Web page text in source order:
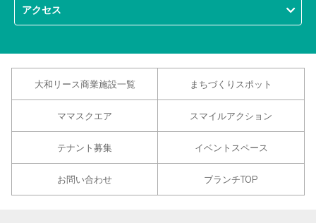
アクセス
大和リース商業施設一覧 まちづくりスポット
ママスクエア スマイルアクション
テナント募集 イベントスペース
お問い合わせ ブランチTOP